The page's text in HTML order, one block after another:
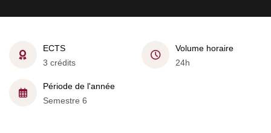
ECTS
3 crédits
Volume horaire
24h
Période de l'année
Semestre 6